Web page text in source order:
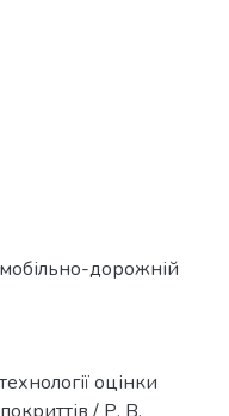
дорожній
оцінки